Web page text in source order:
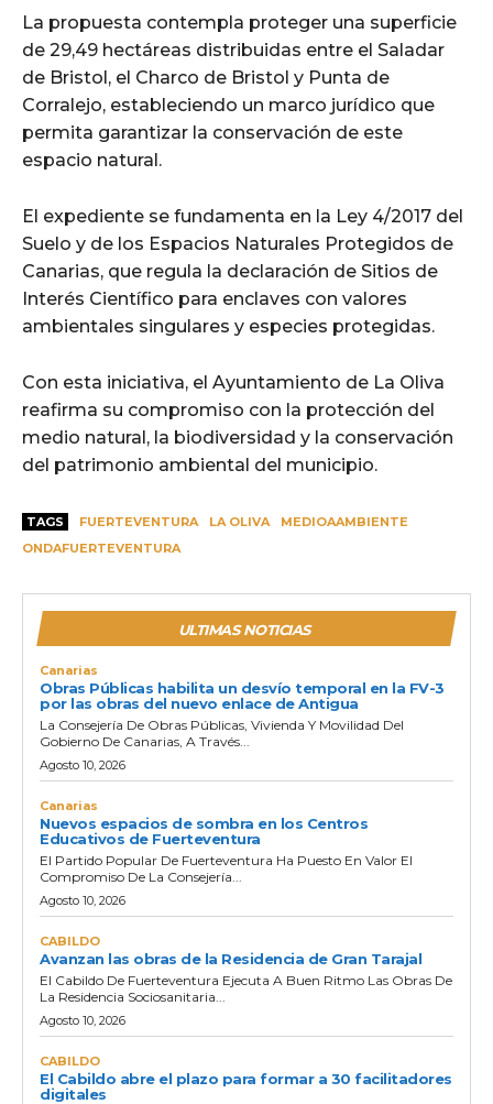
La propuesta contempla proteger una superficie
de 29,49 hectáreas distribuidas entre el Saladar
de Bristol, el Charco de Bristol y Punta de
Corralejo, estableciendo un marco jurídico que
permita garantizar la conservación de este
espacio natural.
El expediente se fundamenta en la Ley 4/2017 del
Suelo y de los Espacios Naturales Protegidos de
Canarias, que regula la declaración de Sitios de
Interés Científico para enclaves con valores
ambientales singulares y especies protegidas.
Con esta iniciativa, el Ayuntamiento de La Oliva
reafirma su compromiso con la protección del
medio natural, la biodiversidad y la conservación
del patrimonio ambiental del municipio.
TAGS FUERTEVENTURA LA OLIVA
MEDIOAAMBIENTE
ONDAFUERTEVENTURA
ULTIMAS NOTICIAS
Canarias
Obras Públicas habilita un desvío temporal en la FV-3
por las obras del nuevo enlace de Antigua
La Consejería De Obras Públicas, Vivienda Y Movilidad Del
Gobierno De Canarias, A Través...
Agosto 10, 2026
Canarias
Nuevos espacios de sombra en los Centros
Educativos de Fuerteventura
El Partido Popular De Fuerteventura Ha Puesto En Valor El
Compromiso De La Consejería...
Agosto 10, 2026
CABILDO
Avanzan las obras de la Residencia de Gran Tarajal
El Cabildo De Fuerteventura Ejecuta A Buen Ritmo Las Obras De
La Residencia Sociosanitaria...
Agosto 10, 2026
CABILDO
El Cabildo abre el plazo para formar a 30 facilitadores
digitales